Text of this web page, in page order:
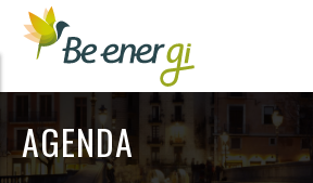
AGENDA